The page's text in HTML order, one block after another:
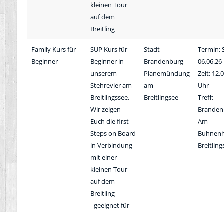
kleinen Tour
auf dem
Breitling
Family Kurs für
Beginner
SUP Kurs für
Beginner in
unserem
Stehrevier am
Breitlingssee,
Wir zeigen
Euch die first
Steps on Board
in Verbindung
mit einer
kleinen Tour
auf dem
Breitling
- geeignet für
Stadt
Brandenburg
Planemündung
am
Breitlingsee
Termin:
06.06.26
Zeit:
Uhr
Treff:
Am